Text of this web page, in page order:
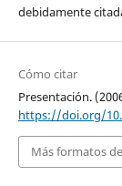
debidamente
Cómo citar
Presentación.
https://doi.org/
Más formatos